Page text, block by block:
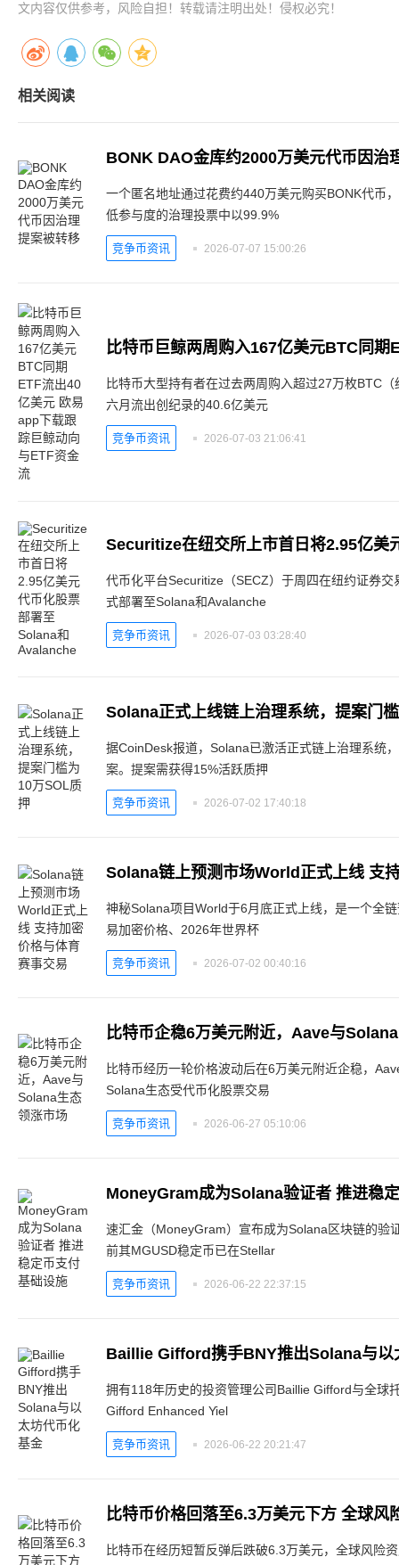
文内容仅供参考，风险自担！转载请注明出处！侵权必究！
相关阅读
BONK DAO金库约2000万美元代币因治
一个匿名地址通过花费约440万美元购买BONK代币
低参与度的治理投票中以99.9%
竞争币资讯 2026-07-07 15:00:26
比特币大型持有者在过去两周购入超过27万枚BTC
六月流出创纪录的40.6亿美元
竞争币资讯 2026-07-03 21:06:41
代币化平台Securitize（SECZ）于周四在纽约证券
式部署至Solana和Avalanche
竞争币资讯 2026-07-03 03:28:40
Solana正式上线链上治理系统，提案门
据CoinDesk报道，Solana已激活正式链上治理系统
案。提案需获得15%活跃质押
竞争币资讯 2026-07-02 17:40:18
Solana链上预测市场World正式上线 支
神秘Solana项目World于6月底正式上线，是一个全
易加密价格、2026年世界杯
竞争币资讯 2026-07-02 00:40:16
比特币企稳6万美元附近，Aave与
比特币经历一轮价格波动后在6万美元附近企稳，
Solana生态受代币化股票交易
竞争币资讯 2026-06-27 05:10:06
MoneyGram成为Solana验证者 推进稳
速汇金（MoneyGram）宣布成为Solana区块链的验
前其MGUSD稳定币已在Stellar
竞争币资讯 2026-06-22 22:37:15
Baillie Gifford携手BNY推出Solana与以
拥有118年历史的投资管理公司Baillie Gifford与全球
Gifford Enhanced Yiel
竞争币资讯 2026-06-22 20:21:47
比特币价格回落至6.3万美元下方 全球风
比特币在经历短暂反弹后跌破6.3万美元，全球风险